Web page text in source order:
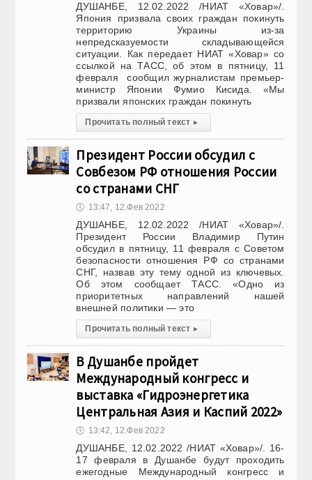
ДУШАНБЕ, 12.02.2022 /НИАТ «Ховар»/.
Япония призвала своих граждан покинуть
территорию Украины из-за
непредсказуемости складывающейся
ситуации. Как передает НИАТ «Ховар» со
ссылкой на ТАСС, об этом в пятницу, 11
февраля сообщил журналистам премьер-
министр Японии Фумио Кисида. «Мы
призвали японских граждан покинуть
Прочитать полный текст ▸
Президент России обсудил с
Совбезом РФ отношения России
со странами СНГ
🕔 13:47, 12.Фев 2022
ДУШАНБЕ, 12.02.2022 /НИАТ «Ховар»/.
Президент России Владимир Путин
обсудил в пятницу, 11 февраля с Советом
безопасности отношения РФ со странами
СНГ, назвав эту тему одной из ключевых.
Об этом сообщает ТАСС. «Одно из
приоритетных направлений нашей
внешней политики — это
Прочитать полный текст ▸
В Душанбе пройдет
Международный конгресс и
выставка «Гидроэнергетика
Центральная Азия и Каспий 2022»
🕔 13:42, 12.Фев 2022
ДУШАНБЕ, 12.02.2022 /НИАТ «Ховар»/. 16-
17 февраля в Душанбе будут проходить
ежегодные Международный конгресс и